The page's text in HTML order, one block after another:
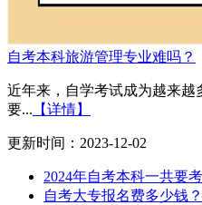
自考本科旅游管理专业难吗？
近年来，自学考试成为越来
要... 【详情】
更新时间：2023-12-02
2024年自考本科一共要
自考大专报名费多少钱